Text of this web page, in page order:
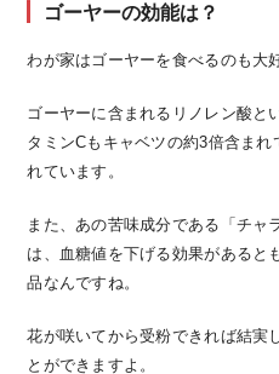
ゴーヤーの効能は？
わが家はゴーヤーを食べるのも大
ゴーヤーに含まれるリノレン酸と
タミンCもキャベツの約3倍含ま
れています。
また、あの苦味成分である「チャ
は、血糖値を下げる効果があると
品なんですね。
花が咲いてから受粉できれば結実
とができますよ。